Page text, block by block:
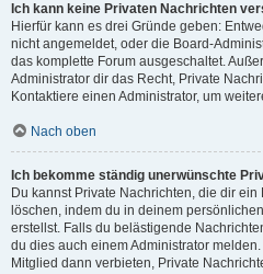
Ich kann keine Privaten Nachrichten
Hierfür kann es drei Gründe geben:
nicht angemeldet, oder die Board-
das komplette Forum ausgeschaltet.
Administrator dir das Recht, Private
Kontaktiere einen Administrator, um
Nach oben
Ich bekomme ständig unerwünschte
Du kannst Private Nachrichten, die dir
löschen, indem du in deinem
erstellst. Falls du belästigende
du dies auch einem Administrator
Mitglied dann verbieten, Private